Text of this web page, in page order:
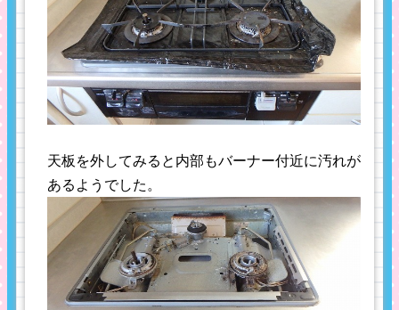
天板を外してみると内部もバーナー付近に汚れが
あるようでした。